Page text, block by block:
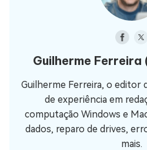
Guilherme Ferreira
Guilherme Ferreira, o editor
de experiência em
computação Windows e
dados, reparo de drives,
mais.